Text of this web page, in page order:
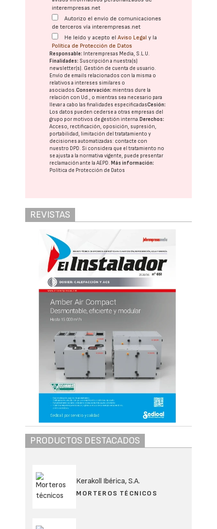
interempresas.net
Autorizo el envío de comunicaciones
de terceros vía interempresas.net
He leído y acepto elAviso Legal y la
Política de Protección de Datos
Responsable: Interempresas Media, S.L.U.
Finalidades: Suscripción a nuestra(s)
newsletter(s). Gestión de cuenta de usuario.
Envío de emails relacionados con la misma o
relativos a intereses similares o
asociados.Conservación: mientras dure la
relación con Ud., o mientras sea necesario para
llevar a cabo las finalidades especificadasCesión:
Los datos pueden cederse a otras empresas del
grupo por motivos de gestión interna. Derechos:
Acceso, rectificación, oposición, supresión,
portabilidad, limitación del tratatamiento y
decisiones automatizadas: contacte con
nuestro DPD. Si considera que el tratamiento no
se ajusta a la normativa vigente, puede presentar
reclamación ante laAEPD. Más información:
Política de Protección de Datos
REVISTAS
PRODUCTOS DESTACADOS
Kerakoll Ibérica, S.A.
MORTEROS TÉCNICOS